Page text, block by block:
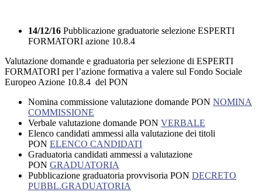
14/12/16 Pubblicazione graduatorie selezione ESPERTI
FORMATORI azione 10.8.4
Valutazione domande e graduatoria per selezione di ESPERTI
FORMATORI per l’azione formativa a valere sul Fondo Sociale
Europeo Azione 10.8.4 del PON
Nomina commissione valutazione domande PON NOMINA
COMMISSIONE
Verbale valutazione domande PON VERBALE
Elenco candidati ammessi alla valutazione dei titoli
PON ELENCO CANDIDATI
Graduatoria candidati ammessi a valutazione
PON GRADUATORIA
Pubblicazione graduatoria provvisoria PON DECRETO
PUBBL.GRADUATORIA